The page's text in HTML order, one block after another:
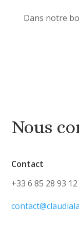
Dans notre
Nous
Contact
+33 6 85 28 93 12